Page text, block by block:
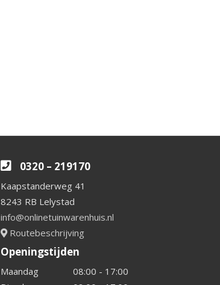
0320 – 219170
Kaapstanderweg 41
8243 RB Lelystad
info@onlinetuinwarenhuis.nl
Routebeschrijving
Openingstijden
Maandag
08:00 - 17:00